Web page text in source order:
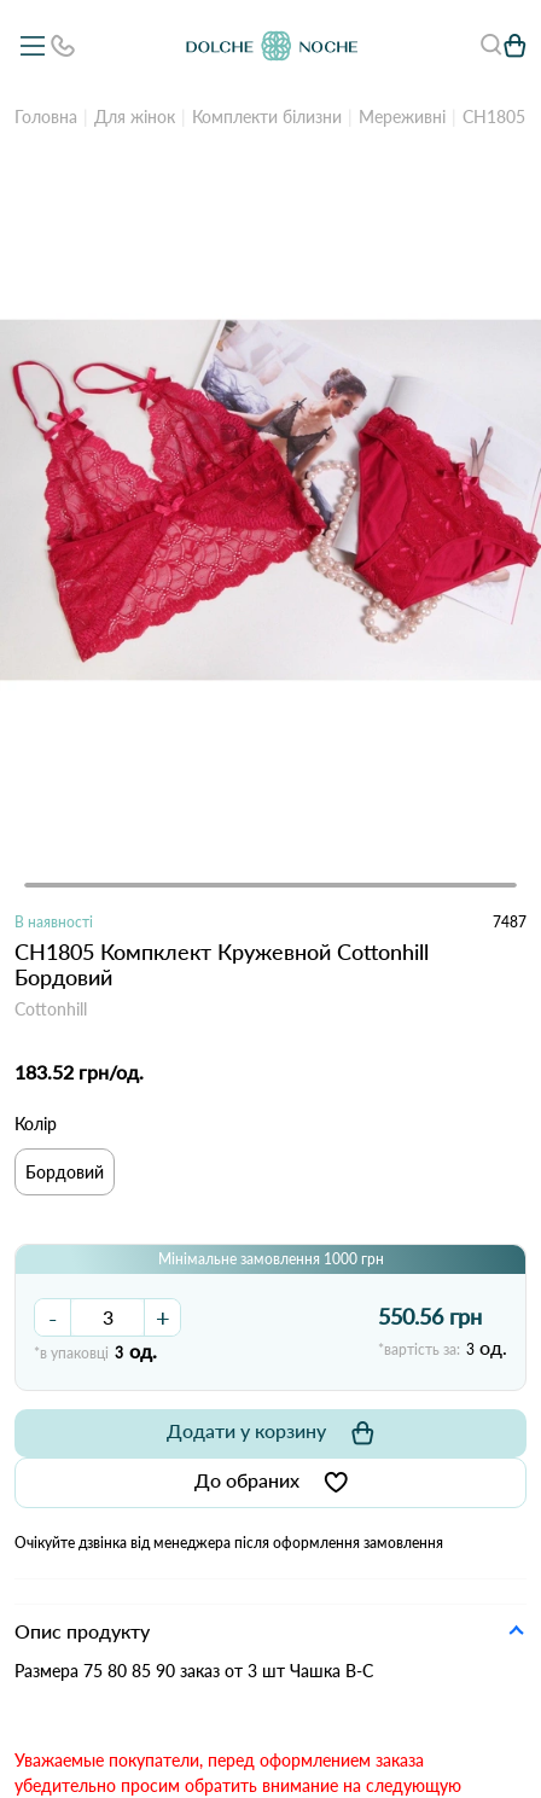
Головна Для жінок Комплекти білизни Мереживні CH1805
В наявності 7487
CH1805 Компклект Кружевной Cottonhill
Бордовий
Cottonhill
183.52 грн/од.
Колір
Бордовий
Мінімальне замовлення 1000 грн
- +
*в упаковці 3 од.
550.56 грн
*вартість за: 3 од.
До обраних
Додати у корзину
Очікуйте дзвінка від менеджера після оформлення замовлення
Опис продукту
Размера 75 80 85 90 заказ от 3 шт Чашка В-С
Уважаемые покупатели, перед оформлением заказа
убедительно просим обратить внимание на следующую